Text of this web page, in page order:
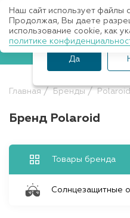
Главная Бренды Polaroid
Бренд Polaroid
Товары бренда
Солнцезащитные
Ваш город Санкт-
Петербург?
Да
Наш сайт использует файлы
Продолжая, Вы даете
использование cookie, как
политике